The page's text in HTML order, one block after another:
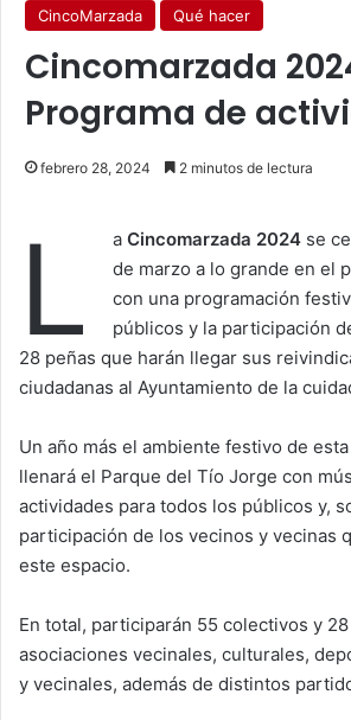
CincoMarzada Qué hacer
Cincomarzada
Programa de
febrero 28, 2024 2 minutos de lectura
L a Cincomarzada 2024 se
de marzo a lo grande en el
con una programación
públicos y la participación
28 peñas que harán llegar sus
ciudadanas al Ayuntamiento de la
Un año más el ambiente festivo de
llenará el Parque del Tío Jorge con
actividades para todos los públicos y,
participación de los vecinos y vecinas
este espacio.
En total, participarán 55 colectivos y
asociaciones vecinales, culturales,
y vecinales, además de distintos